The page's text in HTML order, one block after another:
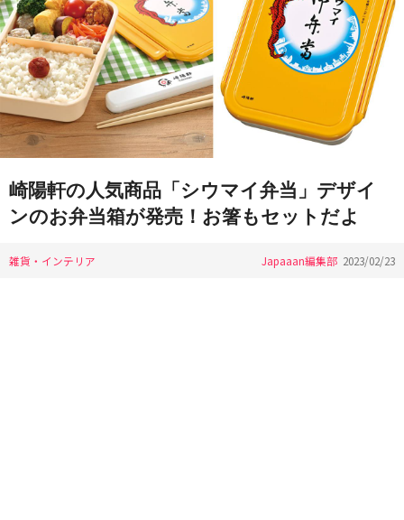
崎陽軒の人気商品「シウマイ弁当」デザイ
ンのお弁当箱が発売！お箸もセットだよ
雑貨・インテリア Japaaan編集部 2023/02/23